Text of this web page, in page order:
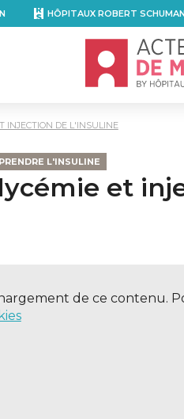
HÔPITAUX ROBERT SCHUMAN
Accueil -
INJECTION DE L'INSULINE
L'INSULINE
et
de ce contenu.